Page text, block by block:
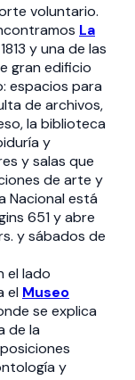
voluntario.
La
y una de las
gran edificio
espacios para
de archivos,
la biblioteca
y
y salas que
de arte y
Nacional está
651 y abre
y sábados de
el lado
el Museo
se explica
de la
y